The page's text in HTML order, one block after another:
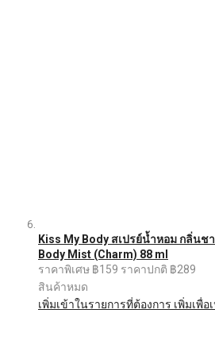
Kiss My Body สเปรย์น้ำหอม กลิ่นช
Body Mist (Charm) 88 ml
ราคาพิเศษ ฿159 ราคาปกติ ฿289
สินค้าหมด
เพิ่มเข้าในรายการที่ต้องการ เพิ่มเพื่อ